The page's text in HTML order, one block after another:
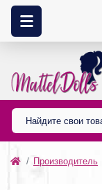
Производитель